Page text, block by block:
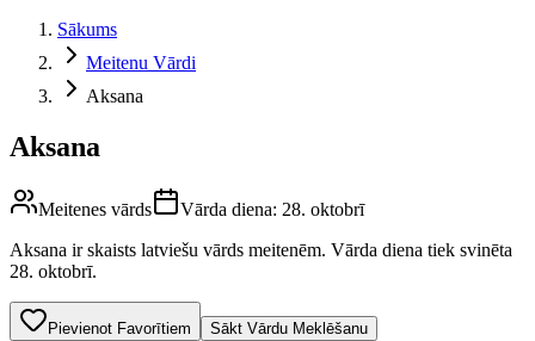
Sākums
Meitenu Vārdi
Aksana
Aksana
Meitenes vārds Vārda diena: 28. oktobrī
Aksana ir skaists latviešu vārds meitenēm. Vārda diena tiek svinēta
28. oktobrī.
Pievienot Favorītiem Sākt Vārdu Meklēšanu